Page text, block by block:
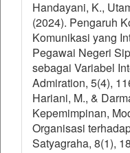
Handayani, K.,
(2024). Pengaruh
Komunikasi yang
Pegawai Negeri
sebagai Variabel
Admiration, 5(4),
Hariani, M., &
Kepemimpinan,
Organisasi
Satyagraha, 8(1),